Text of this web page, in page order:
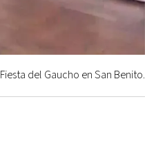
Fiesta del Gaucho en San Benito.